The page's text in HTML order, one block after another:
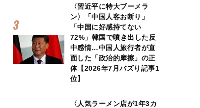
〈習近平に特大ブーメラ
ン〉「中国人客お断り」
「中国に好感持てない
72%」韓国で噴き出した反
中感情…中国人旅行者が直
面した「政治的摩擦」の正
体【2026年7月バズり記事1
位】
〈人気ラーメン店が1年3カ